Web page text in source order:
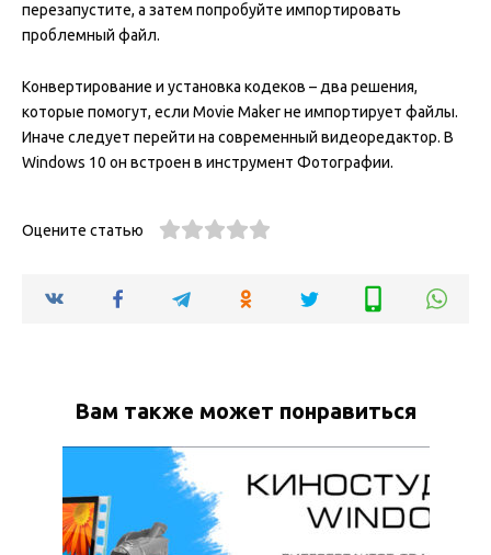
перезапустите, а затем попробуйте импортировать
проблемный файл.
Конвертирование и установка кодеков – два решения,
которые помогут, если Movie Maker не импортирует файлы.
Иначе следует перейти на современный видеоредактор. В
Windows 10 он встроен в инструмент Фотографии.
Оцените статью
Вам также может понравиться